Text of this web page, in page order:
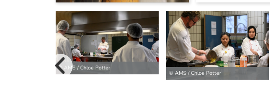
© AMS / Chloe Potter
© AMS / Chloe Potter
vorherige Bilder